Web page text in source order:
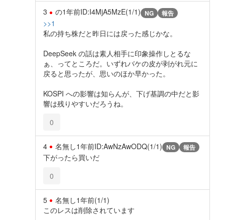
3 の1年前ID:I4MjA5MzE(1/1) NG 報告
>>1
私の持ち株だと昨日には戻った感じかな。
DeepSeek の話は素人相手に印象操作しとるな
ぁ、ってところだ。いずれバケの皮が剥がれ元に
戻ると思ったが、思いのほか早かった。
KOSPI への影響は知らんが、下げ基調の中だと影
響は残りやすいだろうね。
0
4 名無し1年前ID:AwNzAwODQ(1/1) NG 報告
下がったら買いだ
0
5 名無し1年前(1/1)
このレスは削除されています